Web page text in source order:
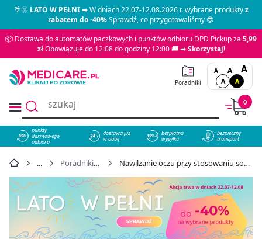
🌴🌞LATO W PEŁNI➡ W dniach 22.07-12.08.2026 r. wybrane produktyz
rabatem do -40%Sprawdź, co przygotowaliśmy 😎
📦 Dostawa do automatów paczkowych i punktów odbioru DPD Pickup za 5,99
złObowiązuje do 12.08 do godziny 12:00 🚚 ➡Skorzystaj!
Poradniki
A A A
A A
0
858
punkty
darmowego
odbioru
dostawa już
w dobę
bezpłatna
wysyłka
bezpieczny
transport
Poradniki Medicare Nawilżanie oczu przy stosowaniu soczewek kontaktowych